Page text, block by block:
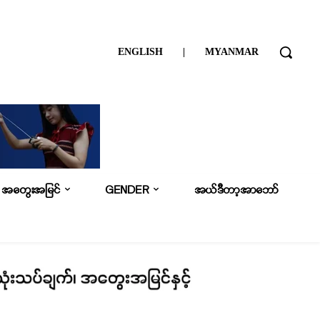
ENGLISH | MYANMAR
အတွေးအမြင် GENDER အယ်ဒီတာ့အာဘော်